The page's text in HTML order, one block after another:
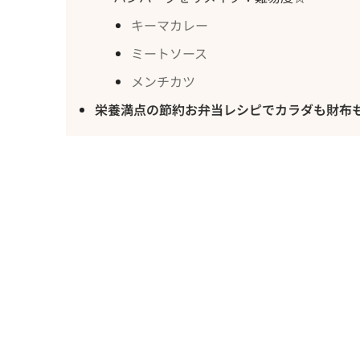
キーマカレー
ミートソース
メンチカツ
栄養満点の節約お弁当レシピでカラダも財布